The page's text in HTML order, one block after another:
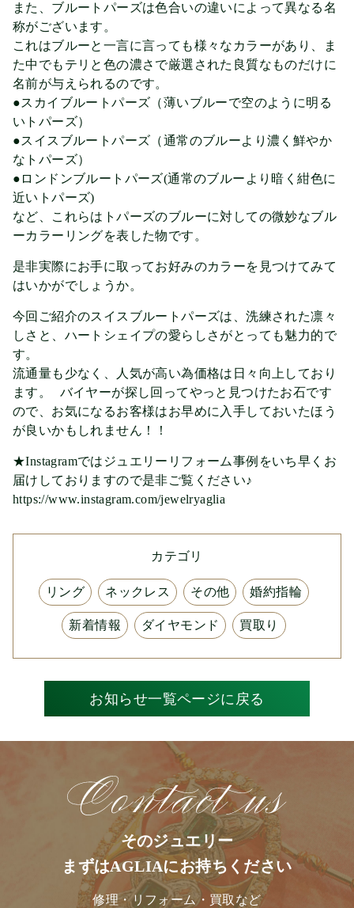
また、ブルートパーズは色合いの違いによって異なる名
称がございます。
これはブルーと一言に言っても様々なカラーがあり、ま
た中でもテリと色の濃さで厳選された良質なものだけに
名前が与えられるのです。
●スカイブルートパーズ（薄いブルーで空のように明る
いトパーズ）
●スイスブルートパーズ（通常のブルーより濃く鮮やか
なトパーズ）
●ロンドンブルートパーズ(通常のブルーより暗く紺色に
近いトパーズ)
など、これらはトパーズのブルーに対しての微妙なブル
ーカラーリングを表した物です。
是非実際にお手に取ってお好みのカラーを見つけてみて
はいかがでしょうか。
今回ご紹介のスイスブルートパーズは、洗練された凛々
しさと、ハートシェイプの愛らしさがとっても魅力的で
す。
流通量も少なく、人気が高い為価格は日々向上しており
ます。 バイヤーが探し回ってやっと見つけたお石です
ので、お気になるお客様はお早めに入手しておいたほう
が良いかもしれません！！
★Instagramではジュエリーリフォーム事例をいち早くお
届けしておりますので是非ご覧ください♪
https://www.instagram.com/jewelryaglia
カテゴリ
リング ネックレス その他 婚約指輪
新着情報 ダイヤモンド 買取り
お知らせ一覧ページに戻る
そのジュエリー
まずはAGLIAにお持ちください
修理・リフォーム・買取など